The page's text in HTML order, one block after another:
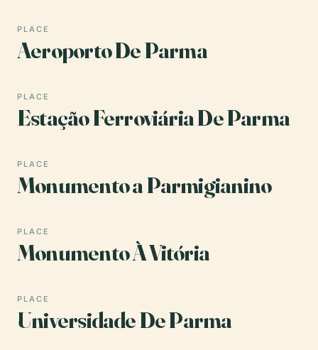
PLACE
Aeroporto De Parma
PLACE
Estação Ferroviária De Parma
PLACE
Monumento a Parmigianino
PLACE
Monumento À Vitória
PLACE
Universidade De Parma